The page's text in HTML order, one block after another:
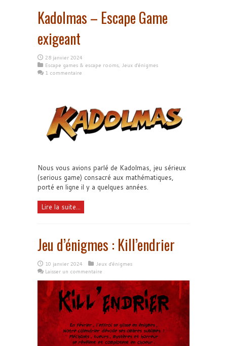
Kadolmas – Escape Game
exigeant
28 janvier 2024
Escape games & escape rooms, Jeux d'énigmes
1 commentaire
Nous vous avions parlé de Kadolmas, jeu sérieux
(serious game) consacré aux mathématiques,
porté en ligne il y a quelques années.
Lire la suite...
Jeu d’énigmes : Kill’endrier
10 janvier 2024
Jeux d'énigmes
Laisser un commentaire